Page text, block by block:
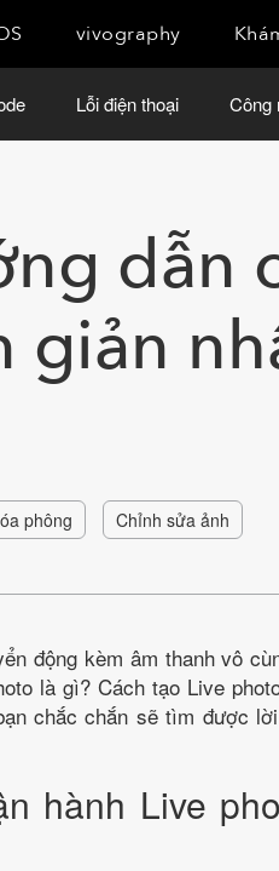
vivography
Lỗi điện thoại Công
dẫn
giản
phông Chỉnh sửa ảnh
động kèm âm thanh vô
là gì? Cách tạo Live
chắc chắn sẽ tìm được
hành Live